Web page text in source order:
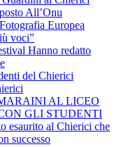
All’Onu
Europea
voci”
Hanno redatto
del Chierici
AL LICEO
GLI STUDENTI
esaurito al Chierici che
successo